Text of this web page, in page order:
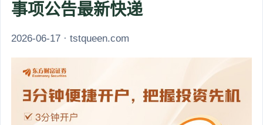
事项公告最新快递
2026-06-17 · tstqueen.com